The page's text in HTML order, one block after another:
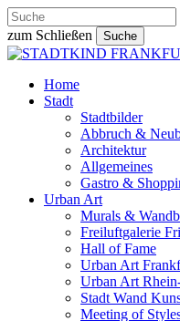
Skip
to
main
content
zum Schließen
Suche
Close
search
Menu
Home
Stadt
Stadtbilder
Abbruch &
Architektur
Allgemeines
Gastro &
Urban Art
Murals &
Freiluftgalerie
Hall of Fame
Urban Art
Urban Art
Stadt Wand
Meeting of